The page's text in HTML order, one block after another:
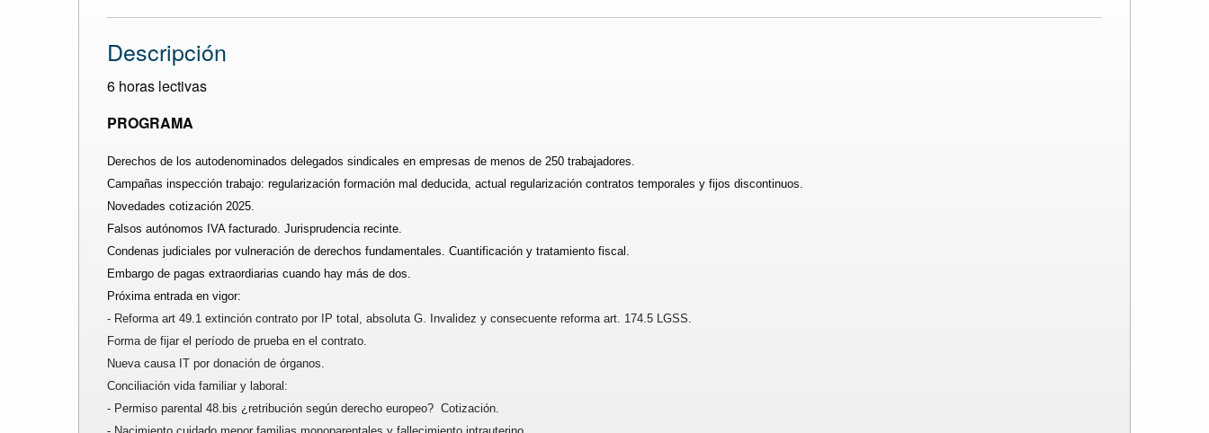
Descripción
6 horas lectivas
PROGRAMA
Derechos de los autodenominados delegados sindicales en empresas de menos de 250 trabajadores.
Campañas inspección trabajo: regularización formación mal deducida, actual regularización contratos temporales y fijos discontinuos.
Novedades cotización 2025.
Falsos autónomos IVA facturado. Jurisprudencia recinte.
Condenas judiciales por vulneración de derechos fundamentales. Cuantificación y tratamiento fiscal.
Embargo de pagas extraordiarias cuando hay más de dos.
Próxima entrada en vigor:
- Reforma art 49.1 extinción contrato por IP total, absoluta G. Invalidez y consecuente reforma art. 174.5 LGSS.
Forma de fijar el período de prueba en el contrato.
Nueva causa IT por donación de órganos.
Conciliación vida familiar y laboral:
- Permiso parental 48.bis ¿retribución según derecho europeo? Cotización.